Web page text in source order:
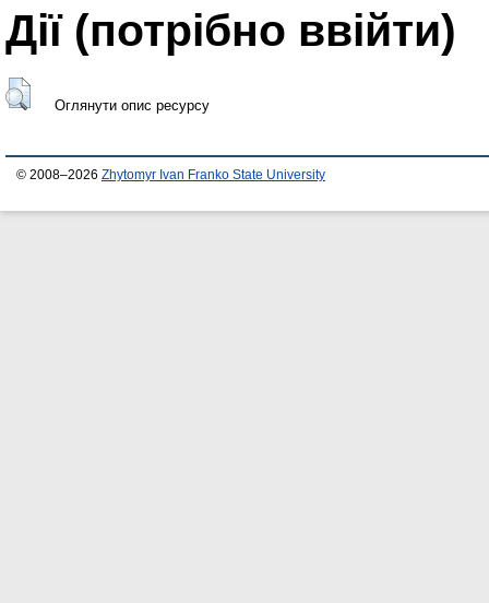
Дії ​​(потрібно ввійти)
Оглянути опис ресурсу
© 2008–2026 Zhytomyr Ivan Franko State University